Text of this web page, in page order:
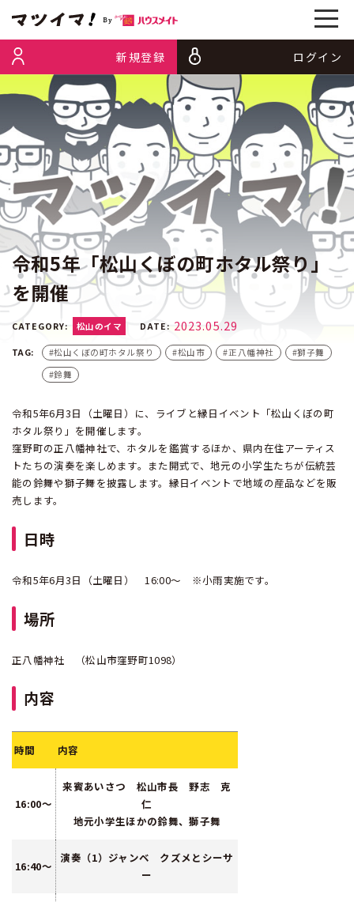
新規登録 ログイン
令和5年「松山くぼの町ホタル祭り」
を開催
CATEGORY: 松山のイマ DATE: 2023.05.29
松山くぼの町ホタル祭り 松山市 正八幡神社
獅子舞
鈴舞
令和5年6月3日（土曜日）に、ライブと縁日イベント「松山くぼの町
ホタル祭り」を開催します。
窪野町の正八幡神社で、ホタルを鑑賞するほか、県内在住アーティス
トたちの演奏を楽しめます。また開式で、地元の小学生たちが伝統芸
能の鈴舞や獅子舞を披露します。縁日イベントで地域の産品などを販
売します。
日時
令和5年6月3日（土曜日） 16:00～ ※小雨実施です。
場所
正八幡神社 （松山市窪野町1098）
内容
時間 内容
16:00～
来賓あいさつ 松山市長 野志 克
仁
地元小学生ほかの鈴舞、獅子舞
16:40～
演奏（1）ジャンベ クズメとシーサ
ー